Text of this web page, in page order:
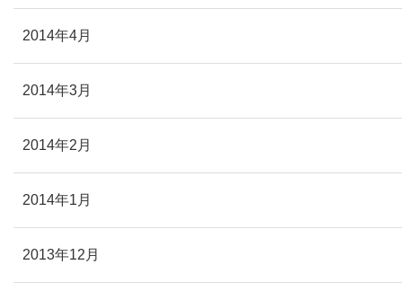
2014年4月
2014年3月
2014年2月
2014年1月
2013年12月